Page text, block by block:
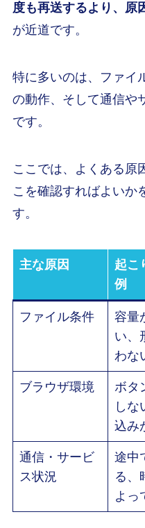
度も再送するより、原
が近道です。
特に多いのは、ファイ
の動作、そして通信や
です。
ここでは、よくある原
こを確認すればよいか
す。
主な原因
起こ
例
ファイル条件
容量
い、
わな
ブラウザ環境
ボタ
しな
込み
通信・サービ
ス状況
途中
る、
よっ